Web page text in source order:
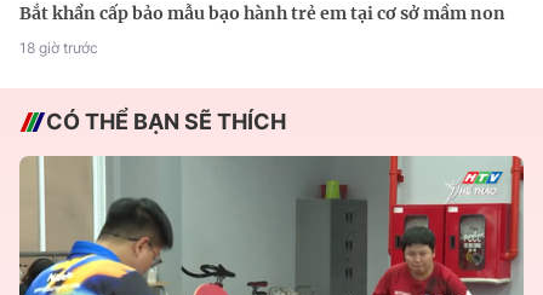
Bắt khẩn cấp bảo mẫu bạo hành trẻ em tại cơ sở mầm non
18 giờ trước
CÓ THỂ BẠN SẼ THÍCH